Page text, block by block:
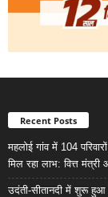
Recent Posts
महलोई गांव में 104
मिल रहा लाभ: वित्त मंत्री
उदंती-सीतानदी में शुरू हुआ